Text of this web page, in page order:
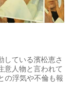
している濱松恵さ
意人物と言われて
の浮気や不倫も報